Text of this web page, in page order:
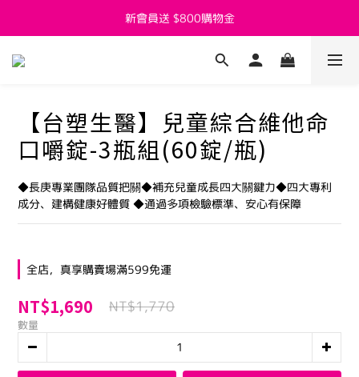
新會員送 $800購物金
【台塑生醫】兒童綜合維他命
口嚼錠-3瓶組(60錠/瓶)
◆長庚專業團隊品質把關◆補充兒童成長四大關鍵力◆四大專利
成分、建構健康好體質 ◆通過多項檢驗標準、安心有保障
全店，真享購賣場滿599免運
NT$1,690 NT$1,770
數量